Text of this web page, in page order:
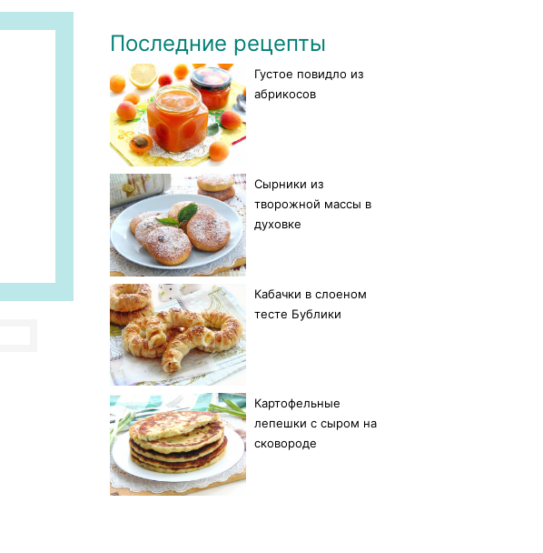
Последние рецепты
Густое повидло из
абрикосов
Сырники из
творожной массы в
духовке
Кабачки в слоеном
тесте Бублики
Картофельные
лепешки с сыром на
сковороде